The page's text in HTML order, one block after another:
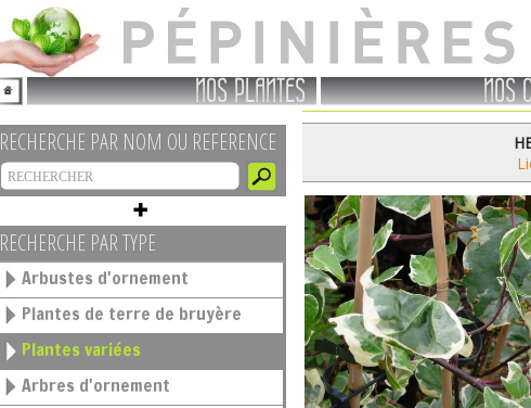
NOS PLANTES NOS
RECHERCHE PAR NOM OU REFERENCE
RECHERCHE PAR TYPE
Arbustes d'ornement
Plantes de terre de bruyère
Plantes variées
Arbres d'ornement